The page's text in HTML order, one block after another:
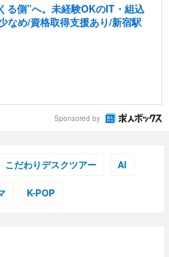
る側”へ。未経験OKのIT・組込
なめ/資格取得支援あり/新宿駅
Sponsored by
こだわりデスクツアー AI
K-POP